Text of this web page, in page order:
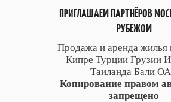
ПРИГЛАШАЕМ ПАРТНЁРОВ
РУБЕЖОМ
Продажа и аренда жилья
Кипре Турции Грузии
Таиланда Бали
Копирование правом
запрещено